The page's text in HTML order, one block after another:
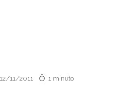
12/11/2011 1 minuto